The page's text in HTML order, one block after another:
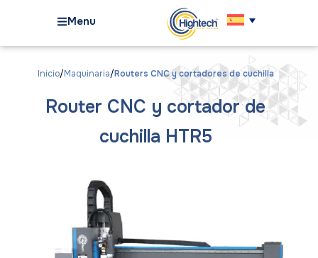
Menu
Inicio Maquinaria Routers CNC y cortadores de cuchilla
Router CNC y cortador de
cuchilla HTR5